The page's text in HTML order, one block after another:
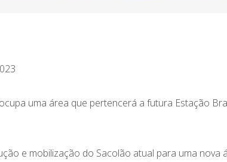
uma área que pertencerá a futura Estação
e mobilização do Sacolão atual para uma nova